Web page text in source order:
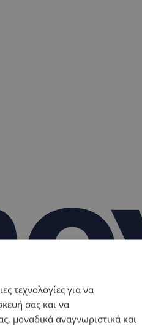
τεχνολογίες για να
σας και να
μοναδικά αναγνωριστικά και